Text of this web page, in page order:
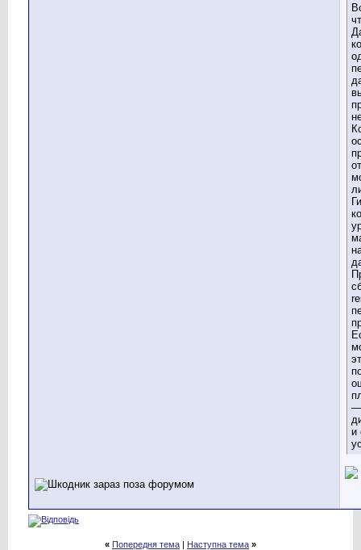
—
и
« Попередня тема | Наступна тема »